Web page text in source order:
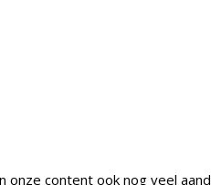
onze content ook nog veel